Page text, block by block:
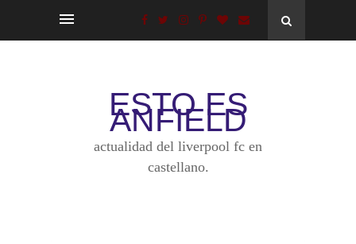
ESTO ES
ANFIELD
actualidad del liverpool fc en
castellano.